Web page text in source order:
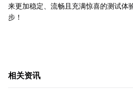
来更加稳定、流畅且充满惊喜的测试体
步！
相关资讯